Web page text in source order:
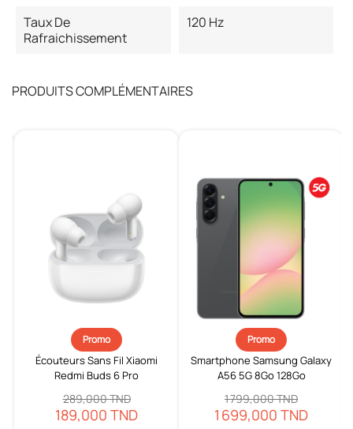
Taux De
Rafraichissement
120 Hz
PRODUITS COMPLÉMENTAIRES
Promo
Écouteurs Sans Fil Xiaomi
Redmi Buds 6 Pro
289,000 TND
189,000 TND
Promo
Smartphone Samsung Galaxy
A56 5G 8Go 128Go
1 799,000 TND
1 699,000 TND